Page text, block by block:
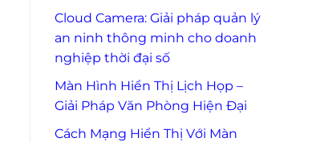
Cloud Camera: Giải pháp quản lý
an ninh thông minh cho doanh
nghiệp thời đại số
Màn Hình Hiển Thị Lịch Họp –
Giải Pháp Văn Phòng Hiện Đại
Cách Mạng Hiển Thị Với Màn